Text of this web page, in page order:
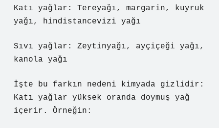
Katı yağlar: Tereyağı, margarin, kuyruk
yağı, hindistancevizi yağı
Sıvı yağlar: Zeytinyağı, ayçiçeği yağı,
kanola yağı
İşte bu farkın nedeni kimyada gizlidir:
Katı yağlar yüksek oranda doymuş yağ
içerir. Örneğin: